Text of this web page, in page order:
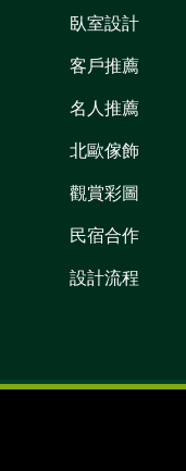
臥室設計
客戶推薦
名人推薦
北歐傢飾
觀賞彩圖
民宿合作
設計流程